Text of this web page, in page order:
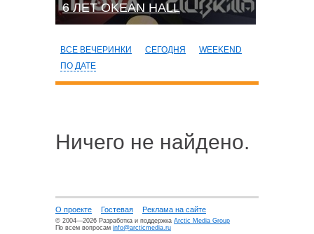
6 ЛЕТ OKEAN HALL
ВСЕ ВЕЧЕРИНКИ СЕГОДНЯ
WEEKEND
ПО ДАТЕ
Ничего не найдено.
О проекте Гостевая Реклама на сайте
© 2004—2026 Разработка и поддержка Arctic Media Group
По всем вопросам info@arcticmedia.ru